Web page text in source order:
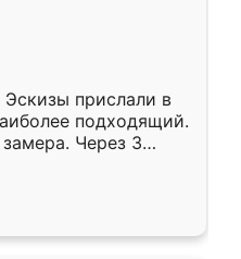
Эскизы прислали в
подходящий.
Через 3
Остались
Ренессанс
работу!